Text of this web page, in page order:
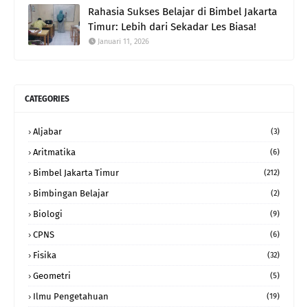
Rahasia Sukses Belajar di Bimbel Jakarta
Timur: Lebih dari Sekadar Les Biasa!
Januari 11, 2026
CATEGORIES
Aljabar (3)
Aritmatika (6)
Bimbel Jakarta Timur (212)
Bimbingan Belajar (2)
Biologi (9)
CPNS (6)
Fisika (32)
Geometri (5)
Ilmu Pengetahuan (19)